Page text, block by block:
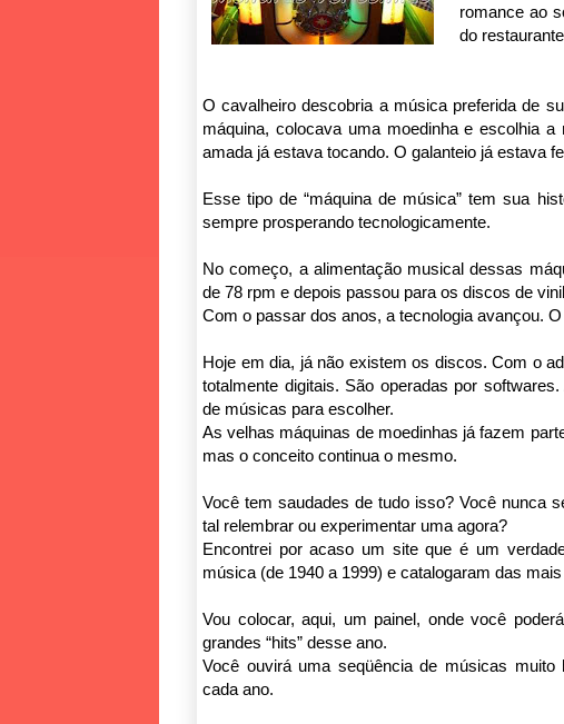
romance ao
do
O cavalheiro descobria a música preferida de
máquina, colocava uma moedinha e escolhia
amada já estava tocando. O galanteio já estava
Esse tipo de “máquina de música” tem sua
sempre prosperando tecnologicamente.
No começo, a alimentação musical dessas
de 78 rpm e depois passou para os discos de
Com o passar dos anos, a tecnologia avançou.
Hoje em dia, já não existem os discos. Com o
totalmente digitais. São operadas por
de músicas para escolher.
As velhas máquinas de moedinhas já fazem
mas o conceito continua o mesmo.
Você tem saudades de tudo isso? Você nunca
tal relembrar ou experimentar uma agora?
Encontrei por acaso um site que é um
música (de 1940 a 1999) e catalogaram das
Vou colocar, aqui, um painel, onde você
grandes “hits” desse ano.
Você ouvirá uma seqüência de músicas
cada ano.